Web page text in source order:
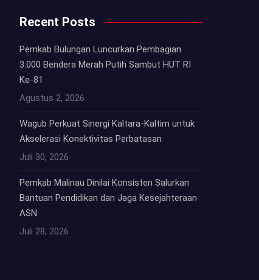
Recent Posts
Pemkab Bulungan Luncurkan Pembagian
3.000 Bendera Merah Putih Sambut HUT RI
Ke-81
Agustus 2, 2026
Wagub Perkuat Sinergi Kaltara-Kaltim untuk
Akselerasi Konektivitas Perbatasan
Juli 30, 2026
Pemkab Malinau Dinilai Konsisten Salurkan
Bantuan Pendidikan dan Jaga Kesejahteraan
ASN
Juli 28, 2026